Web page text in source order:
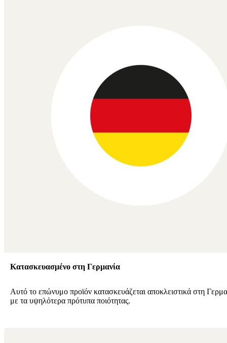
Κατασκευασμένο στη Γερμανία
Αυτό το επώνυμο προϊόν κατασκευάζεται αποκλειστικά στη
με τα υψηλότερα πρότυπα ποιότητας.